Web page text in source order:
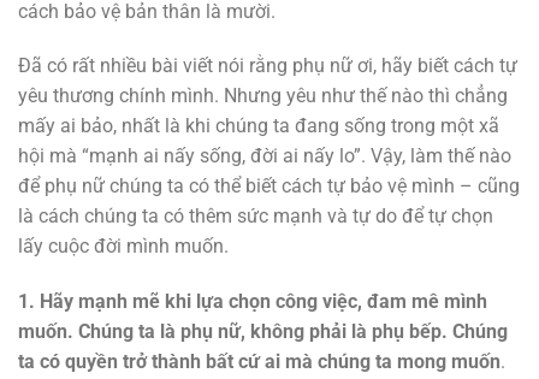
cách bảo vệ bản thân là mười.
Đã có rất nhiều bài viết nói rằng phụ nữ ơi, hãy biết cách tự
yêu thương chính mình. Nhưng yêu như thế nào thì chẳng
mấy ai bảo, nhất là khi chúng ta đang sống trong một xã
hội mà “mạnh ai nấy sống, đời ai nấy lo”. Vậy, làm thế nào
để phụ nữ chúng ta có thể biết cách tự bảo vệ mình – cũng
là cách chúng ta có thêm sức mạnh và tự do để tự chọn
lấy cuộc đời mình muốn.
1. Hãy mạnh mẽ khi lựa chọn công việc, đam mê mình
muốn. Chúng ta là phụ nữ, không phải là phụ bếp. Chúng
ta có quyền trở thành bất cứ ai mà chúng ta mong muốn.